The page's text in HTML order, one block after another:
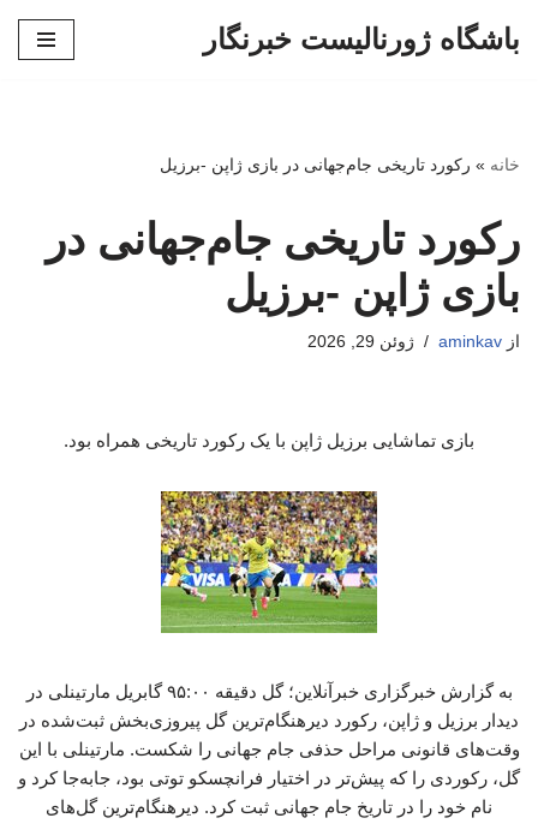
باشگاه ژورنالیست خبرنگار
خانه » رکورد تاریخی جام‌جهانی در بازی ژاپن -برزیل
رکورد تاریخی جام‌جهانی در
بازی ژاپن -برزیل
از aminkav ژوئن 29, 2026
بازی تماشایی برزیل ژاپن با یک رکورد تاریخی همراه بود.
به گزارش خبرگزاری خبرآنلاین؛ گل دقیقه ۹۵:۰۰ گابریل مارتینلی در
دیدار برزیل و ژاپن، رکورد دیرهنگام‌ترین گل پیروزی‌بخش ثبت‌شده در
وقت‌های قانونی مراحل حذفی جام جهانی را شکست. مارتینلی با این
گل، رکوردی را که پیش‌تر در اختیار فرانچسکو توتی بود، جابه‌جا کرد و
نام خود را در تاریخ جام جهانی ثبت کرد. دیرهنگام‌ترین گل‌های